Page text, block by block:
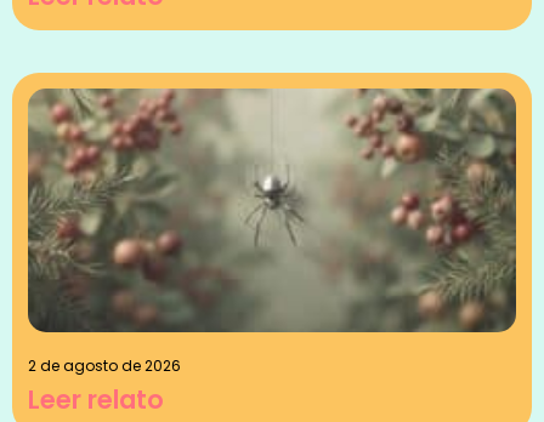
2 de agosto de 2026
Leer relato